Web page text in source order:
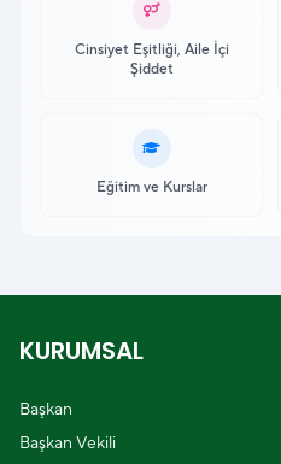
Cinsiyet Eşitliği, Aile İçi
Şiddet
Eğitim ve Kurslar
KURUMSAL
Başkan
Başkan Vekili